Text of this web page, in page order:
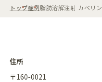
トップ症例脂肪溶解注射 カベリン
住所
〒160-0021